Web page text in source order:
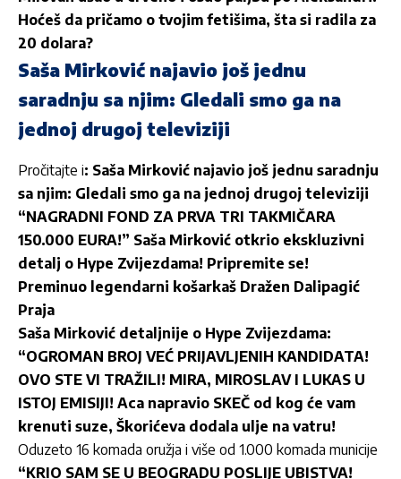
Hoćeš da pričamo o tvojim fetišima, šta si radila za
20 dolara?
Saša Mirković najavio još jednu
saradnju sa njim: Gledali smo ga na
jednoj drugoj televiziji
Pročitajte i: Saša Mirković najavio još jednu saradnju
sa njim: Gledali smo ga na jednoj drugoj televiziji
“NAGRADNI FOND ZA PRVA TRI TAKMIČARA
150.000 EURA!” Saša Mirković otkrio ekskluzivni
detalj o Hype Zvijezdama! Pripremite se!
Preminuo legendarni košarkaš Dražen Dalipagić
Praja
Saša Mirković detaljnije o Hype Zvijezdama:
“OGROMAN BROJ VEĆ PRIJAVLJENIH KANDIDATA!
OVO STE VI TRAŽILI! MIRA, MIROSLAV I LUKAS U
ISTOJ EMISIJI! Aca napravio SKEČ od kog će vam
krenuti suze, Škorićeva dodala ulje na vatru!
Oduzeto 16 komada oružja i više od 1.000 komada municije
“KRIO SAM SE U BEOGRADU POSLIJE UBISTVA!